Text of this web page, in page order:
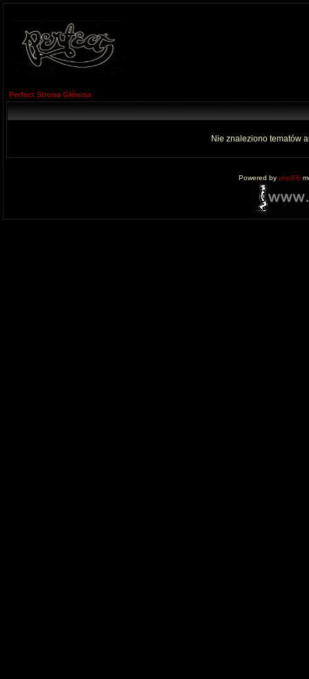
Perfect Strona Główna
Nie znaleziono tematów
Powered by phpBB